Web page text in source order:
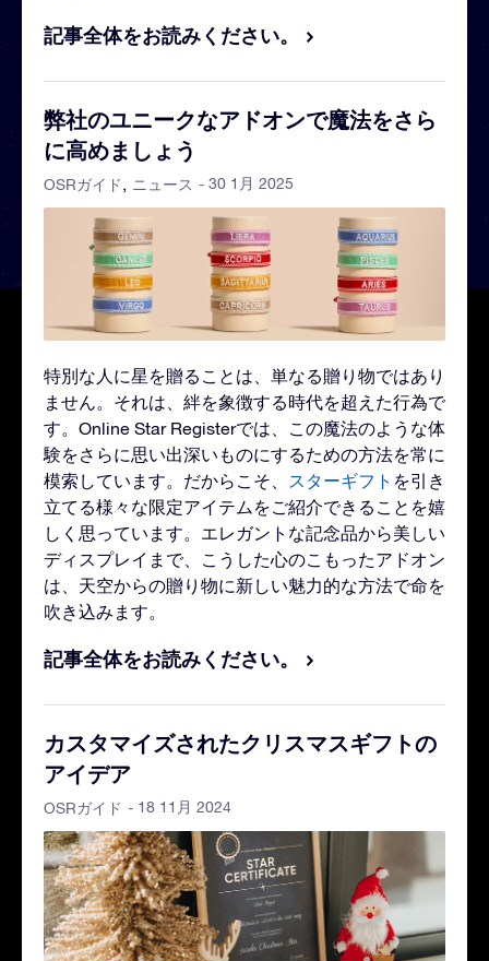
記事全体をお読みください。
弊社のユニークなアドオンで魔法をさら
に高めましょう
OSRガイド ニュース - 30 1月 2025
特別な人に星を贈ることは、単なる贈り物ではあり
ません。それは、絆を象徴する時代を超えた行為で
す。Online Star Registerでは、この魔法のような体
験をさらに思い出深いものにするための方法を常に
模索しています。だからこそ、
スターギフト を引き
立てる様々な限定アイテムをご紹介できることを嬉
しく思っています。エレガントな記念品から美しい
ディスプレイまで、こうした心のこもったアドオン
は、天空からの贈り物に新しい魅力的な方法で命を
吹き込みます。
記事全体をお読みください。
カスタマイズされたクリスマスギフトの
アイデア
OSRガイド - 18 11月 2024